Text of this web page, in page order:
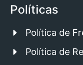
Políticas
Política de
Política de